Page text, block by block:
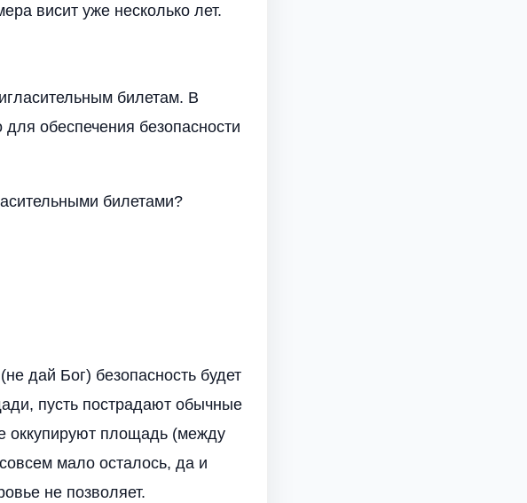
висит уже несколько лет.
билетам. В
обеспечения безопасности
билетами?
дай Бог) безопасность будет
пусть пострадают обычные
оккупируют площадь (между
мало осталось, да и
не позволяет.